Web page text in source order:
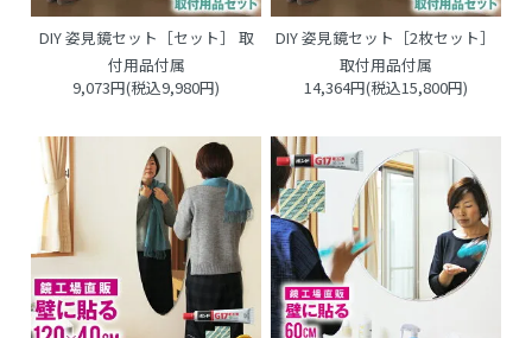
DIY 姿見鏡セット［セット］ 取
付用品付属
9,073円(税込9,980円)
DIY 姿見鏡セット［2枚セット］
取付用品付属
14,364円(税込15,800円)